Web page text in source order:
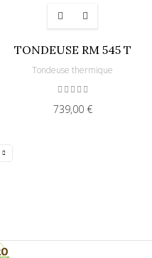
TONDEUSE RM 545 T
Tondeuse thermique
739,00 €